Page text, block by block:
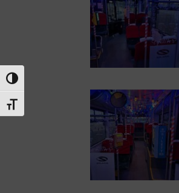
Toggle High Contrast
Toggle Font size